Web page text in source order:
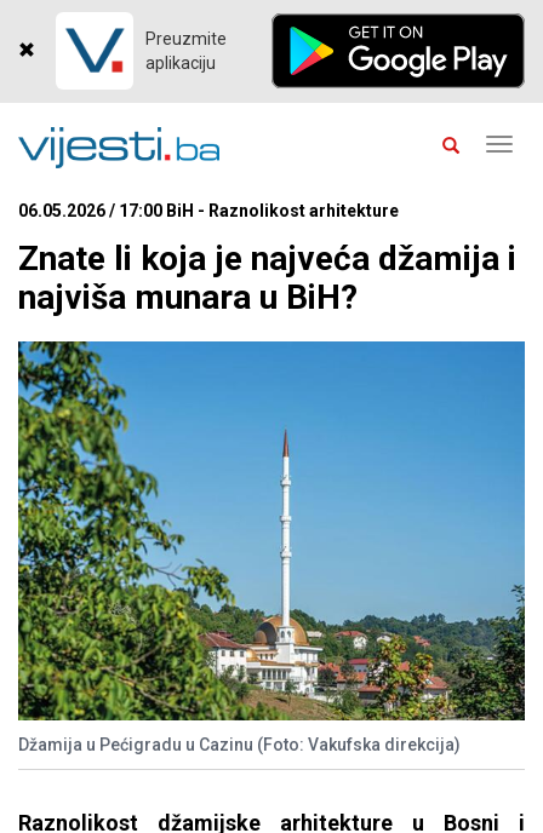
Preuzmite
aplikaciju
06.05.2026 / 17:00 BiH - Raznolikost arhitekture
Znate li koja je najveća džamija i
najviša munara u BiH?
Džamija u Pećigradu u Cazinu (Foto: Vakufska direkcija)
Raznolikost džamijske arhitekture u Bosni i